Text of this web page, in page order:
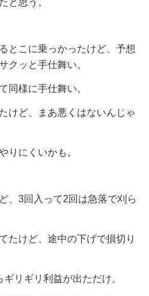
とこに乗っかったけど、予想
クッと手仕舞い。
同様に手仕舞い。
けど、まあ悪くはないんじゃ
りにくいかも。
、3回入って2回は急落で刈ら
たけど、途中の下げで損切り
リギリ利益が出ただけ。